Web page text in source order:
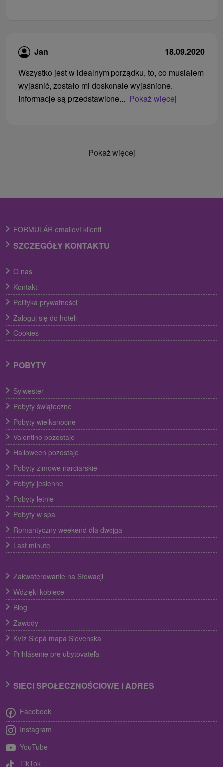
Jan
18.09.2020
Wszystko jest w idealnym porządku, to, co musiałem
wyjaśnić, zostało mi doskonale wyjaśnione.
Informacje są przedstawione... Pokaż więcej
Pokaż więcej
FORMULÁR emailoví klienti
SZCZEGÓŁY KONTAKTU
O nas
Kontakt
Polityka prywatności
Zaloguj się do hoteli
Cookies
POBYTY
Sylwester
Pobyty świąteczne
Pobyty wielkanocne
Valentine pozostaje
Halloween pozostaje
Pobyty zimowe narciarskie
Pobyty jesienne
Pobyty letnie
Pobyty w spa
Romantyczny weekend dla dwojga
Last minute
Zakwaterowanie na Słowacji
Wdzięki kobiece
Blog
Zawody
Kvíz Slepá mapa Slovenska
Prihlásenie pre ubytovateľa
SIECI SPOŁECZNOŚCIOWE I ADRES
Facebook
Instagram
YouTube
TikTok